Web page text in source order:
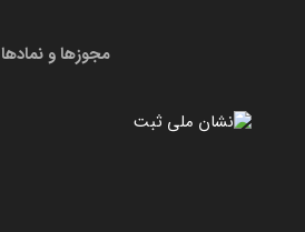
مجوزها و نمادها